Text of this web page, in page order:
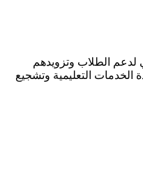
لدعم الطلاب وتزويدهم
الخدمات التعليمية وتشجيع